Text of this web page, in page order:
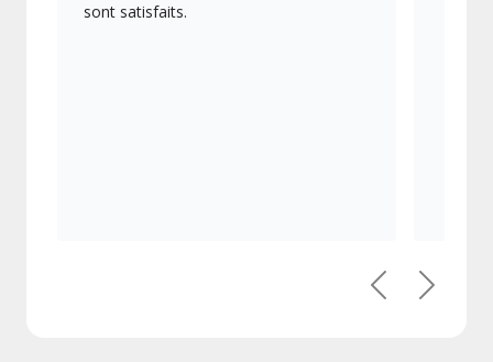
sont satisfaits.
PrécédentSuivant